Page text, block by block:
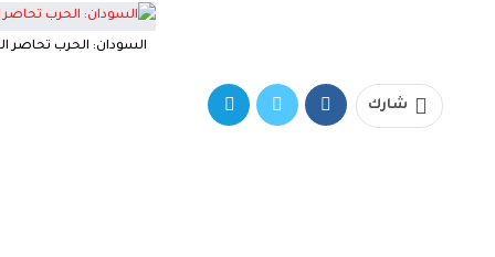
السودان: الحرب
شارك